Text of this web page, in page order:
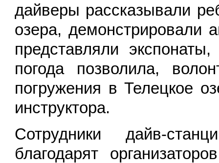
дайверы рассказывали
озера, демонстрировали
представляли
погода позволила,
погружения в Телецкое
инструктора.
Сотрудники дайв-
благодарят